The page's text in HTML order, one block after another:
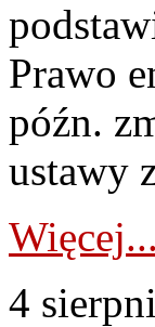
Prawo
późn.
ustawy
Więcej...
4